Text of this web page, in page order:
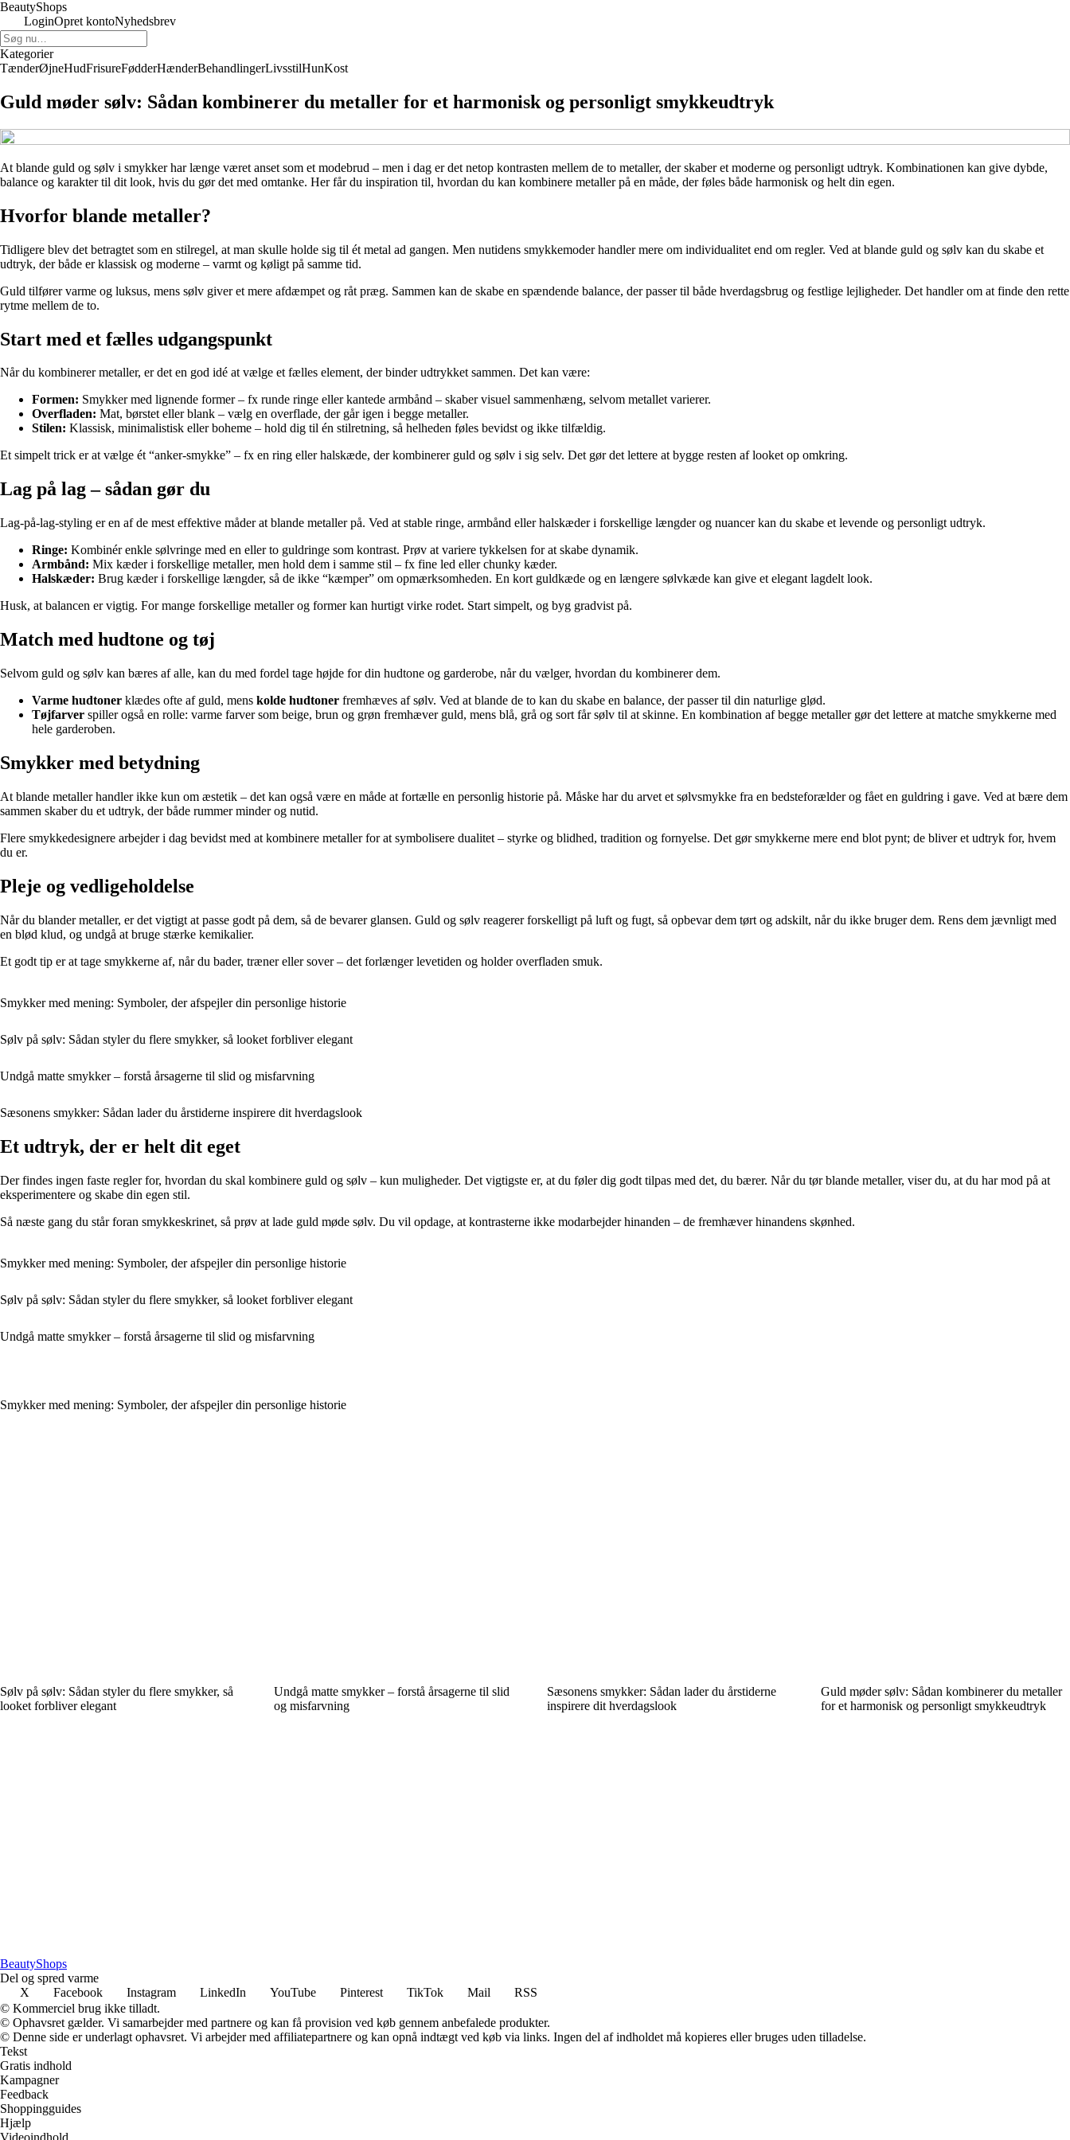
BeautyShops
LoginOpret kontoNyhedsbrev
Kategorier
TænderØjneHudFrisureFødderHænderBehandlingerLivsstilHunKost
Guld møder sølv: Sådan kombinerer du metaller for et harmonisk og personligt smykkeudtryk
At blande guld og sølv i smykker har længe været anset som et modebrud – men i dag er det netop kontrasten mellem de to metaller, der skaber et moderne og personligt udtryk. Kombinationen kan give dybde,
balance og karakter til dit look, hvis du gør det med omtanke. Her får du inspiration til, hvordan du kan kombinere metaller på en måde, der føles både harmonisk og helt din egen.
Hvorfor blande metaller?
Tidligere blev det betragtet som en stilregel, at man skulle holde sig til ét metal ad gangen. Men nutidens smykkemoder handler mere om individualitet end om regler. Ved at blande guld og sølv kan du skabe et
udtryk, der både er klassisk og moderne – varmt og køligt på samme tid.
Guld tilfører varme og luksus, mens sølv giver et mere afdæmpet og råt præg. Sammen kan de skabe en spændende balance, der passer til både hverdagsbrug og festlige lejligheder. Det handler om at finde den rette
rytme mellem de to.
Start med et fælles udgangspunkt
Når du kombinerer metaller, er det en god idé at vælge et fælles element, der binder udtrykket sammen. Det kan være:
Formen: Smykker med lignende former – fx runde ringe eller kantede armbånd – skaber visuel sammenhæng, selvom metallet varierer.
Overfladen: Mat, børstet eller blank – vælg en overflade, der går igen i begge metaller.
Stilen: Klassisk, minimalistisk eller boheme – hold dig til én stilretning, så helheden føles bevidst og ikke tilfældig.
Et simpelt trick er at vælge ét “anker-smykke” – fx en ring eller halskæde, der kombinerer guld og sølv i sig selv. Det gør det lettere at bygge resten af looket op omkring.
Lag på lag – sådan gør du
Lag-på-lag-styling er en af de mest effektive måder at blande metaller på. Ved at stable ringe, armbånd eller halskæder i forskellige længder og nuancer kan du skabe et levende og personligt udtryk.
Ringe: Kombinér enkle sølvringe med en eller to guldringe som kontrast. Prøv at variere tykkelsen for at skabe dynamik.
Armbånd: Mix kæder i forskellige metaller, men hold dem i samme stil – fx fine led eller chunky kæder.
Halskæder: Brug kæder i forskellige længder, så de ikke “kæmper” om opmærksomheden. En kort guldkæde og en længere sølvkæde kan give et elegant lagdelt look.
Husk, at balancen er vigtig. For mange forskellige metaller og former kan hurtigt virke rodet. Start simpelt, og byg gradvist på.
Match med hudtone og tøj
Selvom guld og sølv kan bæres af alle, kan du med fordel tage højde for din hudtone og garderobe, når du vælger, hvordan du kombinerer dem.
Varme hudtoner klædes ofte af guld, mens kolde hudtoner fremhæves af sølv. Ved at blande de to kan du skabe en balance, der passer til din naturlige glød.
Tøjfarver spiller også en rolle: varme farver som beige, brun og grøn fremhæver guld, mens blå, grå og sort får sølv til at skinne. En kombination af begge metaller gør det lettere at matche smykkerne med
hele garderoben.
Smykker med betydning
At blande metaller handler ikke kun om æstetik – det kan også være en måde at fortælle en personlig historie på. Måske har du arvet et sølvsmykke fra en bedsteforælder og fået en guldring i gave. Ved at bære dem
sammen skaber du et udtryk, der både rummer minder og nutid.
Flere smykkedesignere arbejder i dag bevidst med at kombinere metaller for at symbolisere dualitet – styrke og blidhed, tradition og fornyelse. Det gør smykkerne mere end blot pynt; de bliver et udtryk for, hvem
du er.
Pleje og vedligeholdelse
Når du blander metaller, er det vigtigt at passe godt på dem, så de bevarer glansen. Guld og sølv reagerer forskelligt på luft og fugt, så opbevar dem tørt og adskilt, når du ikke bruger dem. Rens dem jævnligt med
en blød klud, og undgå at bruge stærke kemikalier.
Et godt tip er at tage smykkerne af, når du bader, træner eller sover – det forlænger levetiden og holder overfladen smuk.
Smykker med mening: Symboler, der afspejler din personlige historie
Sølv på sølv: Sådan styler du flere smykker, så looket forbliver elegant
Undgå matte smykker – forstå årsagerne til slid og misfarvning
Sæsonens smykker: Sådan lader du årstiderne inspirere dit hverdagslook
Et udtryk, der er helt dit eget
Der findes ingen faste regler for, hvordan du skal kombinere guld og sølv – kun muligheder. Det vigtigste er, at du føler dig godt tilpas med det, du bærer. Når du tør blande metaller, viser du, at du har mod på at
eksperimentere og skabe din egen stil.
Så næste gang du står foran smykkeskrinet, så prøv at lade guld møde sølv. Du vil opdage, at kontrasterne ikke modarbejder hinanden – de fremhæver hinandens skønhed.
Smykker med mening: Symboler, der afspejler din personlige historie
Sølv på sølv: Sådan styler du flere smykker, så looket forbliver elegant
Undgå matte smykker – forstå årsagerne til slid og misfarvning
Smykker med mening: Symboler, der afspejler din personlige historie
Sølv på sølv: Sådan styler du flere smykker, så
looket forbliver elegant
Undgå matte smykker – forstå årsagerne til slid
og misfarvning
Sæsonens smykker: Sådan lader du årstiderne
inspirere dit hverdagslook
Guld møder sølv: Sådan kombinerer du metaller
for et harmonisk og personligt smykkeudtryk
BeautyShops
Del og spred varme
X
Facebook Instagram LinkedIn YouTube Pinterest TikTok Mail
RSS
© Kommerciel brug ikke tilladt.
© Ophavsret gælder. Vi samarbejder med partnere og kan få provision ved køb gennem anbefalede produkter.
© Denne side er underlagt ophavsret. Vi arbejder med affiliatepartnere og kan opnå indtægt ved køb via links. Ingen del af indholdet må kopieres eller bruges uden tilladelse.
Tekst
Gratis indhold
Kampagner
Feedback
Shoppingguides
Hjælp
Videoindhold